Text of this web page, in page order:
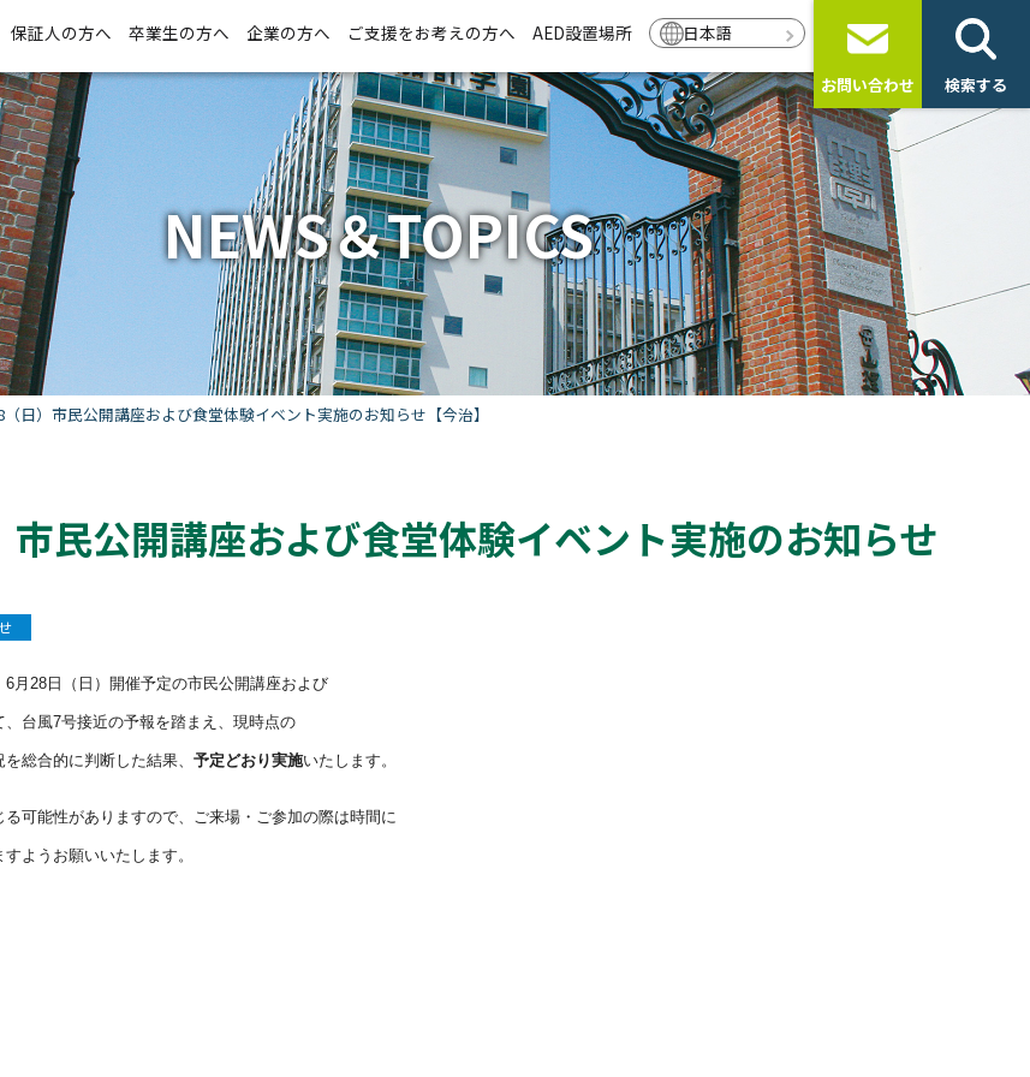
保証人の方へ 卒業生の方へ 企業の方へ ご支援をお考えの方へ AED設置場所 日本語
お問い合わせ 検索する
NEWS＆TOPICS
日）市民公開講座および食堂体験イベント実施のお知らせ【今治】
民公開講座および食堂体験イベント実施のお知らせ
月28日（日）開催予定の市民公開講座および
台風7号接近の予報を踏まえ、現時点の
総合的に判断した結果、 予定どおり実施いたします。
可能性がありますので、ご来場・ご参加の際は時間に
ようお願いいたします。